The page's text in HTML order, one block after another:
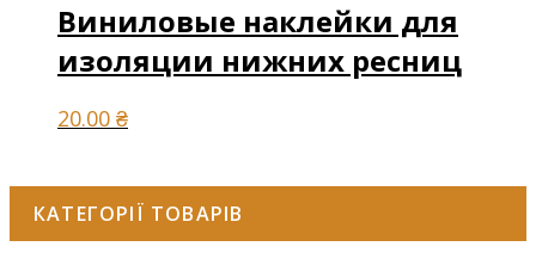
Виниловые наклейки для
изоляции нижних ресниц
20.00 ₴
КАТЕГОРІЇ ТОВАРІВ